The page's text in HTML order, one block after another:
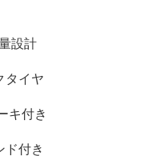
設計
イヤ
付き
付き